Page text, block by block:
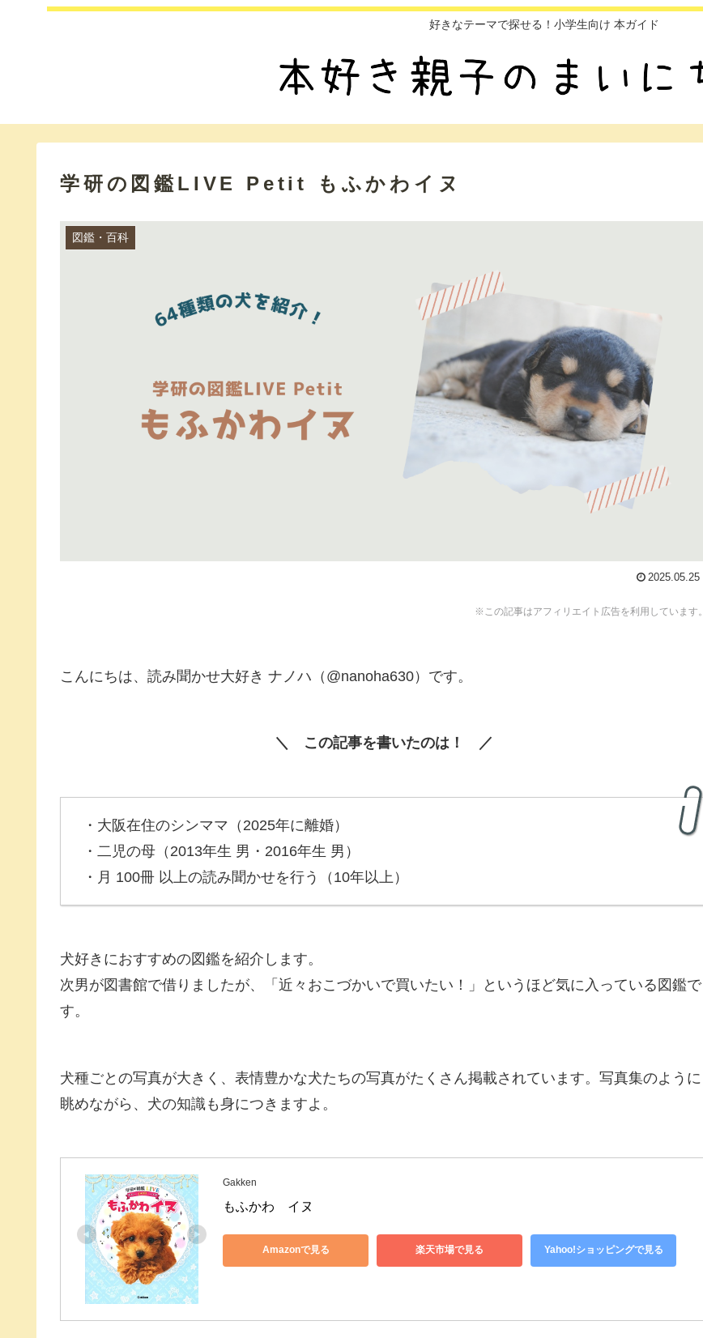
好きなテーマで探せる！小学生向け 本ガイド
学研の図鑑LIVE Petit もふかわイヌ
図鑑・百科
2025.05.25
※この記事はアフィリエイト広告を利用しています。
こんにちは、読み聞かせ大好き ナノハ（@nanoha630）です。
＼ この記事を書いたのは！ ／
・大阪在住のシンママ（2025年に離婚）
・二児の母（2013年生 男・2016年生 男）
・月 100冊 以上の読み聞かせを行う（10年以上）
犬好きにおすすめの図鑑を紹介します。
次男が図書館で借りましたが、「近々おこづかいで買いたい！」というほど気に入っている図鑑で
す。
犬種ごとの写真が大きく、表情豊かな犬たちの写真がたくさん掲載されています。写真集のように
眺めながら、犬の知識も身につきますよ。
Gakken
もふかわ　イヌ
Amazonで見る 楽天市場で見る Yahoo!ショッピングで見る